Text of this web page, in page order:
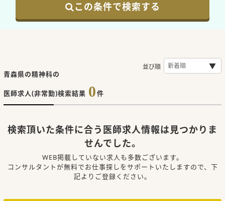
この条件で検索する
青森県の精神科の
医師求人(非常勤)検索結果 0件
並び順
検索頂いた条件に合う医師求人情報は見つかりま
せんでした。
WEB掲載していない求人も多数ございます。
コンサルタントが無料でお仕事探しをサポートいたしますので、下
記よりご登録ください。